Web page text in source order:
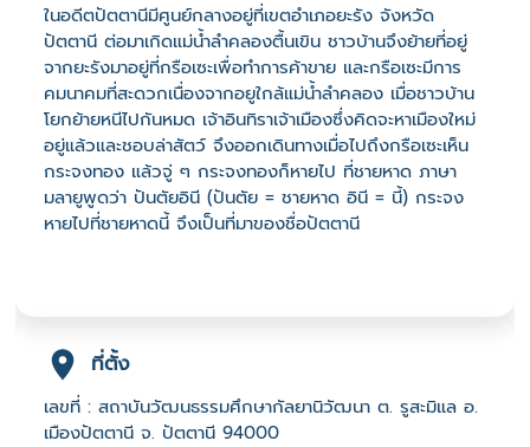
ในอดีตปัตตานีมีศูนย์กลางอยู่ที่เขตอำเภอยะรัง จังหวัด
ปัตตานี ต่อมาเกิดแม่น้ำลำคลองตื้นเขิน ชาวบ้านจึงย้ายที่อยู่
จากยะรังมาอยู่ที่กรือเซะเพื่อทำการค้าขาย และกรือเซะมีการ
คมนาคมที่สะดวกเนื่องจากอยูใกล้แม่น้ำลำคลอง เมื่อชาวบ้าน
โยกย้ายหนีไปกันหมด เจ้าอินทิราเจ้าเมืองซึ่งคิดจะหาเมืองใหม่
อยู่แล้วและชอบล่าสัตว์ จึงออกเดินทางเมื่อไปถึงกรือเซะเห็น
กระจงทอง แล้วจู่ ๆ กระจงทองก็หายไป ที่ชายหาด ภาษา
มลายูพูดว่า ปันตัยอินี (ปันตัย = ชายหาด อินี = นี้) กระจง
หายไปที่ชายหาดนี้ จึงเป็นที่มาของชื่อปัตตานี
ที่ตั้ง
เลขที่ : สถาบันวัฒนธรรมศึกษากัลยานิวัฒนา ต. รูสะมิแล อ.
เมืองปัตตานี จ. ปัตตานี 94000